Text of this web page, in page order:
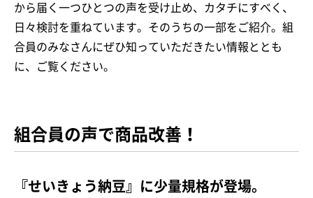
から届く一つひとつの声を受け止め、カタチにすべく、
日々検討を重ねています。そのうちの一部をご紹介。組
合員のみなさんにぜひ知っていただきたい情報ととも
に、ご覧ください。
組合員の声で商品改善！
『せいきょう納豆』に少量規格が登場。